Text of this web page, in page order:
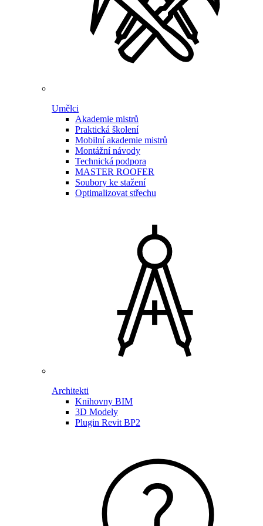
Umělci
Akademie mistrů
Praktická školení
Mobilní akademie mistrů
Montážní návody
Technická podpora
MASTER ROOFER
Soubory ke stažení
Optimalizovat střechu
Architekti
Knihovny BIM
3D Modely
Plugin Revit BP2